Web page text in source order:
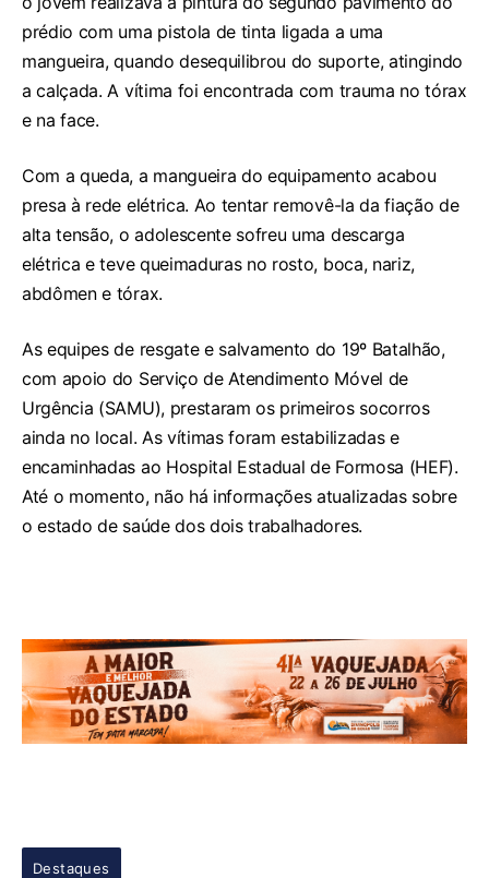
prédio com uma pistola de tinta ligada a uma
mangueira, quando desequilibrou do suporte, atingindo
a calçada. A vítima foi encontrada com trauma no tórax
e na face.
Com a queda, a mangueira do equipamento acabou
presa à rede elétrica. Ao tentar removê-la da fiação de
alta tensão, o adolescente sofreu uma descarga
elétrica e teve queimaduras no rosto, boca, nariz,
abdômen e tórax.
As equipes de resgate e salvamento do 19º Batalhão,
com apoio do Serviço de Atendimento Móvel de
Urgência (SAMU), prestaram os primeiros socorros
ainda no local. As vítimas foram estabilizadas e
encaminhadas ao Hospital Estadual de Formosa (HEF).
Até o momento, não há informações atualizadas sobre
o estado de saúde dos dois trabalhadores.
Destaques